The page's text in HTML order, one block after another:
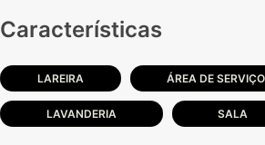
Características
LAREIRA ÁREA DE SERVIÇO
LAVANDERIA SALA